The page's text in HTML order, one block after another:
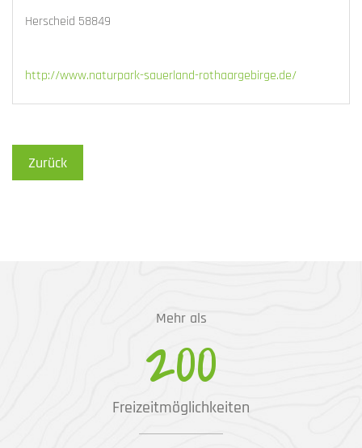
Herscheid 58849
http://www.naturpark-sauerland-rothaargebirge.de/
Zurück
Mehr als
200
Freizeitmöglichkeiten